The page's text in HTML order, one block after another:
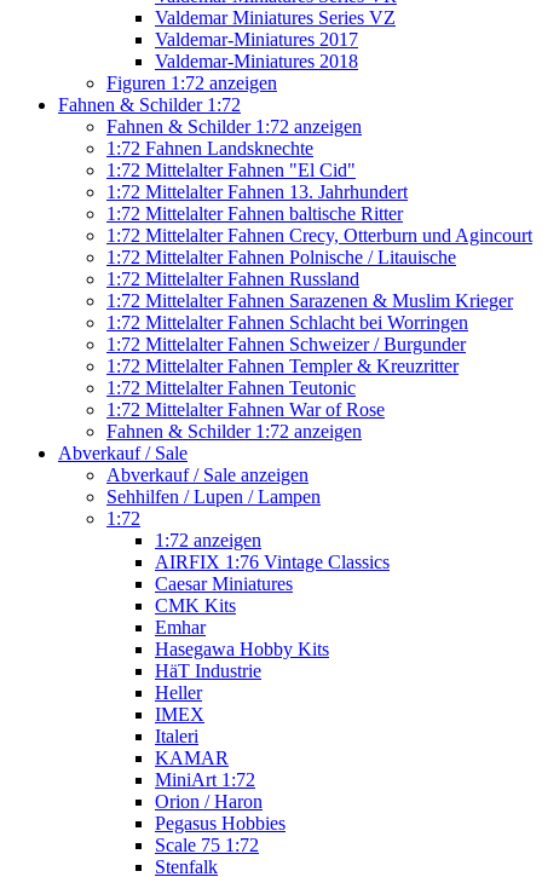
Valdemar Miniatures Series VZ
Valdemar-Miniatures 2017
Valdemar-Miniatures 2018
Figuren 1:72 anzeigen
Fahnen & Schilder 1:72
Fahnen & Schilder 1:72 anzeigen
1:72 Fahnen Landsknechte
1:72 Mittelalter Fahnen "El Cid"
1:72 Mittelalter Fahnen 13. Jahrhundert
1:72 Mittelalter Fahnen baltische Ritter
1:72 Mittelalter Fahnen Crecy, Otterburn und Agincourt
1:72 Mittelalter Fahnen Polnische / Litauische
1:72 Mittelalter Fahnen Russland
1:72 Mittelalter Fahnen Sarazenen & Muslim Krieger
1:72 Mittelalter Fahnen Schlacht bei Worringen
1:72 Mittelalter Fahnen Schweizer / Burgunder
1:72 Mittelalter Fahnen Templer & Kreuzritter
1:72 Mittelalter Fahnen Teutonic
1:72 Mittelalter Fahnen War of Rose
Fahnen & Schilder 1:72 anzeigen
Abverkauf / Sale
Abverkauf / Sale anzeigen
Sehhilfen / Lupen / Lampen
1:72
1:72 anzeigen
AIRFIX 1:76 Vintage Classics
Caesar Miniatures
CMK Kits
Emhar
Hasegawa Hobby Kits
HäT Industrie
Heller
IMEX
Italeri
KAMAR
MiniArt 1:72
Orion / Haron
Pegasus Hobbies
Scale 75 1:72
Stenfalk